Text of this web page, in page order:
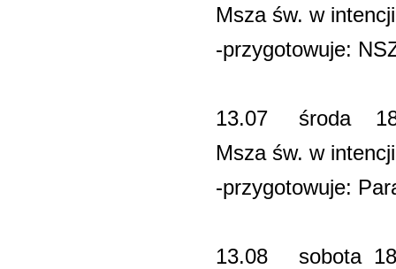
Msza św. w
-przygotowuje:
13.07 środa
Msza św. w
-przygotowuje:
13.08 sobota